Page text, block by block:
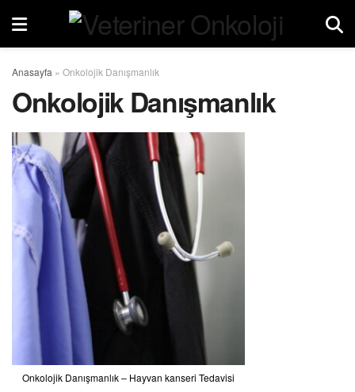
Anasayfa » Onkolojik Danışmanlık
Onkolojik Danışmanlık
Onkolojik Danışmanlık – Hayvan kanseri Tedavisi